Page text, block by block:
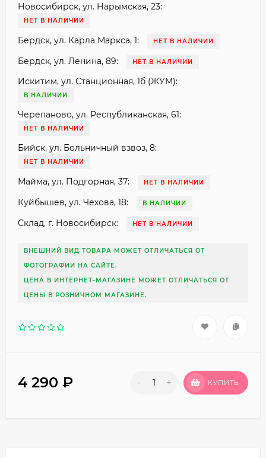
Новосибирск, ул. Нарымская, 23:
НЕТ В НАЛИЧИИ
Бердск, ул. Карла Маркса, 1: НЕТ В НАЛИЧИИ
Бердск, ул. Ленина, 89: НЕТ В НАЛИЧИИ
Искитим, ул. Станционная, 1б (ЖУМ):
В НАЛИЧИИ
Черепаново, ул. Республиканская, 61:
НЕТ В НАЛИЧИИ
Бийск, ул. Больничный взвоз, 8:
НЕТ В НАЛИЧИИ
Майма, ул. Подгорная, 37: НЕТ В НАЛИЧИИ
Куйбышев, ул. Чехова, 18: В НАЛИЧИИ
Склад, г. Новосибирск: НЕТ В НАЛИЧИИ
ВНЕШНИЙ ВИД ТОВАРА МОЖЕТ ОТЛИЧАТЬСЯ ОТ
ФОТОГРАФИИ НА САЙТЕ.
ЦЕНА В ИНТЕРНЕТ-МАГАЗИНЕ МОЖЕТ ОТЛИЧАТЬСЯ ОТ
ЦЕНЫ В РОЗНИЧНОМ МАГАЗИНЕ.
4 290 ₽ - + КУПИТЬ